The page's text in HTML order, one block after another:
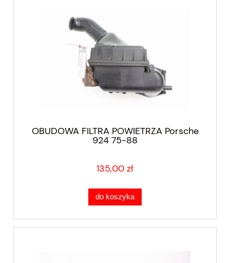
OBUDOWA FILTRA POWIETRZA Porsche
924 75-88
135,00 zł
do koszyka